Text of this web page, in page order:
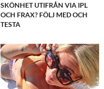
SKÖNHET UTIFRÅN VIA IPL
OCH FRAX? FÖLJ MED OCH
TESTA